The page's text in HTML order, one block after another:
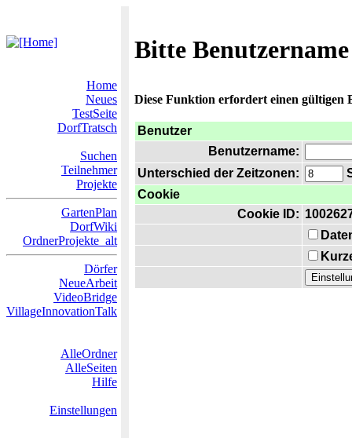
Bitte
Home
Neues
TestSeite
DorfTratsch
Suchen
Teilnehmer
Projekte
GartenPlan
DorfWiki
OrdnerProjekte_alt
Dörfer
NeueArbeit
VideoBridge
VillageInnovationTalk
AlleOrdner
AlleSeiten
Hilfe
Einstellungen
Diese Funktion erfordert einen gültigen
Benutzer
Benutzername:
Unterschied der Zeitzonen:
Cookie
Cookie ID: